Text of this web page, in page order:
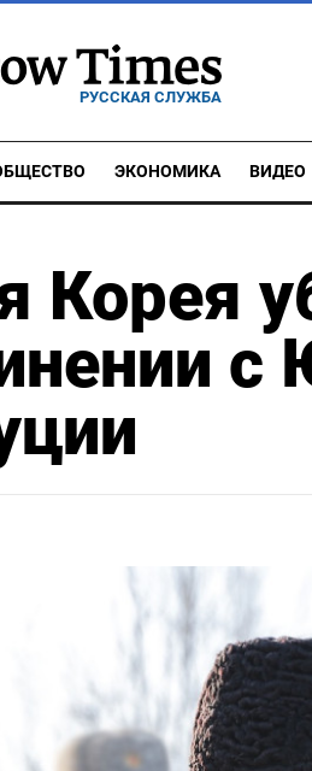
РУССКАЯ СЛУЖБА
ЭКОНОМИКА ВИДЕО
Корея